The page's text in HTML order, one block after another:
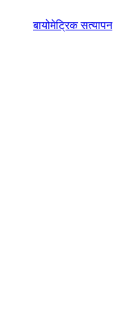
बायोमेट्रिक सत्यापन